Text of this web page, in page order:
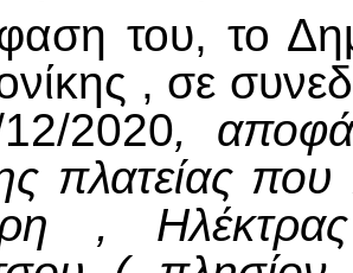
του, το
, σε
2020,
πλατείας που
,